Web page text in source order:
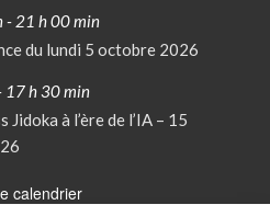
- 21 h 00 min
du lundi 5 octobre 2026
17 h 30 min
Jidoka à l’ère de l’IA – 15
calendrier